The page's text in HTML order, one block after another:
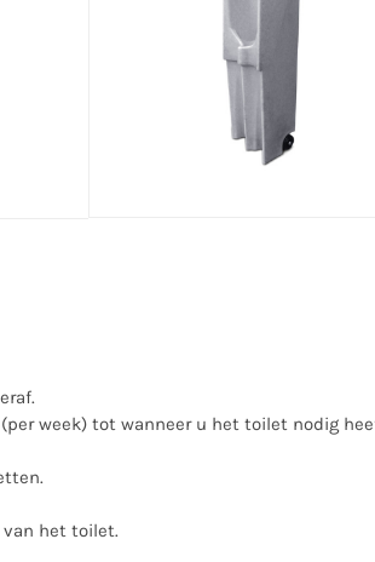
week) tot wanneer u het toilet nodig
van het toilet.